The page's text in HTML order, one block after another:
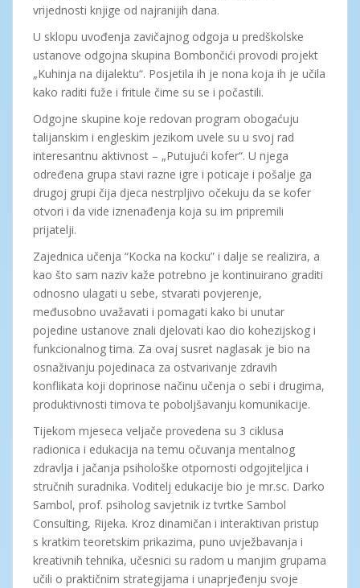
vrijednosti knjige od najranijih dana.
U sklopu uvođenja zavičajnog odgoja u predškolske
ustanove odgojna skupina Bombončići provodi projekt
„Kuhinja na dijalektu“. Posjetila ih je nona koja ih je učila
kako raditi fuže i fritule čime su se i počastili.
Odgojne skupine koje redovan program obogaćuju
talijanskim i engleskim jezikom uvele su u svoj rad
interesantnu aktivnost – „Putujući kofer“. U njega
određena grupa stavi razne igre i poticaje i pošalje ga
drugoj grupi čija djeca nestrpljivo očekuju da se kofer
otvori i da vide iznenađenja koja su im pripremili
prijatelji.
Zajednica učenja “Kocka na kocku” i dalje se realizira, a
kao što sam naziv kaže potrebno je kontinuirano graditi
odnosno ulagati u sebe, stvarati povjerenje,
međusobno uvažavati i pomagati kako bi unutar
pojedine ustanove znali djelovati kao dio kohezijskog i
funkcionalnog tima. Za ovaj susret naglasak je bio na
osnaživanju pojedinaca za ostvarivanje zdravih
konflikata koji doprinose načinu učenja o sebi i drugima,
produktivnosti timova te poboljšavanju komunikacije.
Tijekom mjeseca veljače provedena su 3 ciklusa
radionica i edukacija na temu očuvanja mentalnog
zdravlja i jačanja psihološke otpornosti odgojiteljica i
stručnih suradnika. Voditelj edukacije bio je mr.sc. Darko
Sambol, prof. psiholog savjetnik iz tvrtke Sambol
Consulting, Rijeka. Kroz dinamičan i interaktivan pristup
s kratkim teoretskim prikazima, puno uvježbavanja i
kreativnih tehnika, učesnici su radom u manjim grupama
učili o praktičnim strategijama i unaprjeđenju svoje